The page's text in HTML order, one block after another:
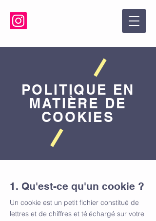
POLITIQUE EN
MATIÈRE DE
COOKIES
1. Qu'est-ce qu'un cookie ?
Un cookie est un petit fichier constitué de
lettres et de chiffres et téléchargé sur votre